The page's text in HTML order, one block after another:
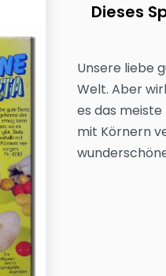
Dieses
Unsere liebe
Welt. Aber
es das
mit Körnern